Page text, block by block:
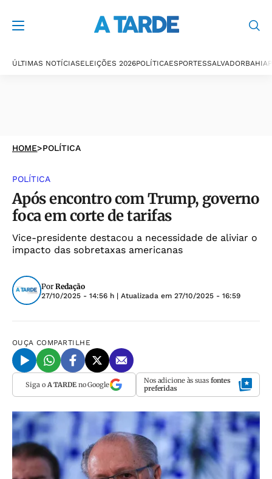
ÚLTIMAS NOTÍCIASELEIÇÕES 2026POLÍTICAESPORTESSALVADORBAHIA
HOME>POLÍTICA
POLÍTICA
Após encontro com Trump, governo
foca em corte de tarifas
Vice-presidente destacou a necessidade de aliviar o
impacto das sobretaxas americanas
Por Redação
27/10/2025 - 14:56 h | Atualizada em 27/10/2025 - 16:59
OUÇA COMPARTILHE
Siga o A TARDEno Google Nos adicione às suas fontes
preferidas